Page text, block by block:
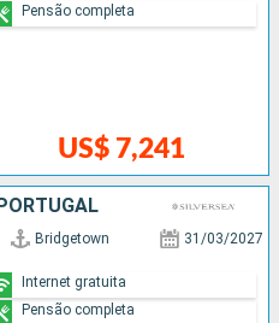
US$ 7,241
Pensão completa
Bridgetown 31/03/2027
Internet gratuita
Pensão completa